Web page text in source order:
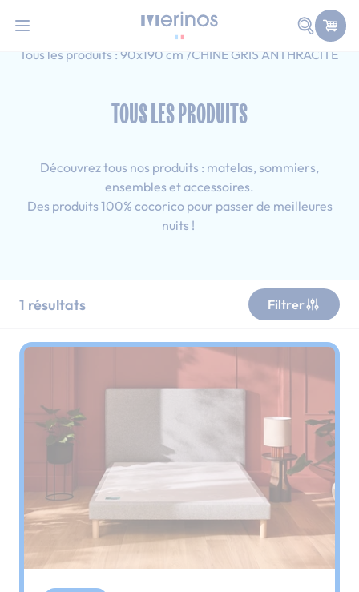
Faire
Accueil
Ado
Tous les produits : 90x190 cm CHINE GRIS ANTHRACITE
TOUS LES PRODUITS
Découvrez tous nos produits : matelas, sommiers,
ensembles et accessoires.
Des produits 100% cocorico pour passer de meilleures
nuits !
1 résultats Filtrer